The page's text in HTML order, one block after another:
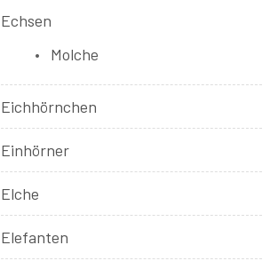
Echsen
Molche
Eichhörnchen
Einhörner
Elche
Elefanten